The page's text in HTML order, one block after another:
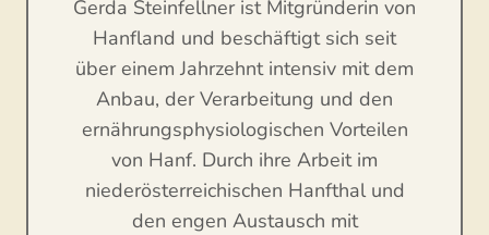
Gerda Steinfellner ist Mitgründerin von
Hanfland und beschäftigt sich seit
über einem Jahrzehnt intensiv mit dem
Anbau, der Verarbeitung und den
ernährungsphysiologischen Vorteilen
von Hanf. Durch ihre Arbeit im
niederösterreichischen Hanfthal und
den engen Austausch mit